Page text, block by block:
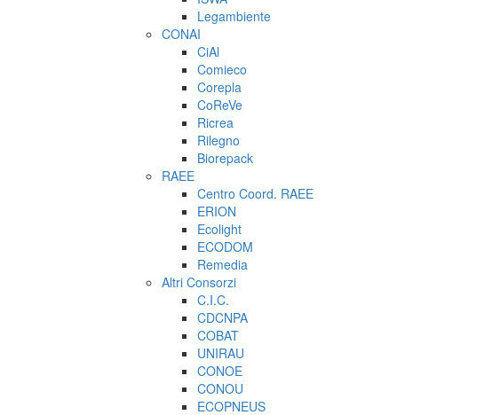
Legambiente
CONAI
CiAl
Comieco
Corepla
CoReVe
Ricrea
Rilegno
Biorepack
RAEE
Centro Coord. RAEE
ERION
Ecolight
ECODOM
Remedia
Altri Consorzi
C.I.C.
CDCNPA
COBAT
UNIRAU
CONOE
CONOU
ECOPNEUS